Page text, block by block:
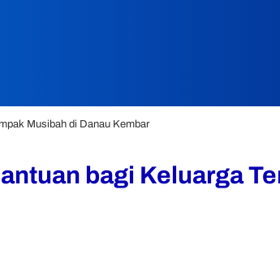
Musibah di Danau Kembar
bagi Keluarga